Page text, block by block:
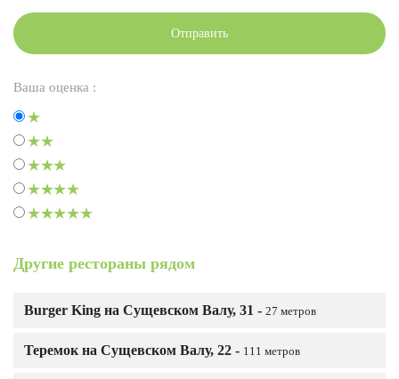
Отправить
Ваша оценка :
Другие рестораны рядом
Burger King на Сущевском Валу, 31 - 27 метров
Теремок на Сущевском Валу, 22 - 111 метров